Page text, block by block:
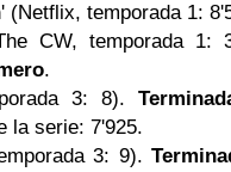
' (Netflix, temporada 1:
CW, temporada 1:
.
3: 8).
la serie: 7'925.
3: 9).